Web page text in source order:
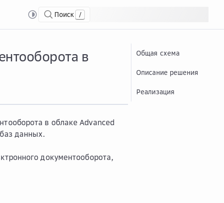
Поиск /
в
в облаке Advanced
данных.
документооборота,
Общая схема
Описание решения
Реализация